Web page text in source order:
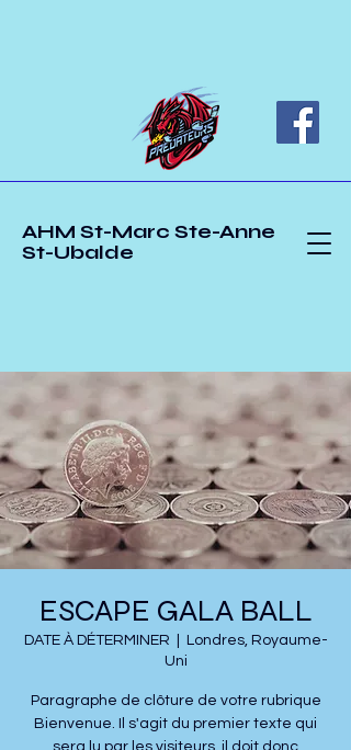
AHM St-Marc Ste-Anne
St-Ubalde
ESCAPE GALA BALL
DATE À DÉTERMINER
Londres, Royaume-
Uni
Paragraphe de clôture de votre rubrique
Bienvenue. Il s'agit du premier texte qui
sera lu par les visiteurs, il doit donc